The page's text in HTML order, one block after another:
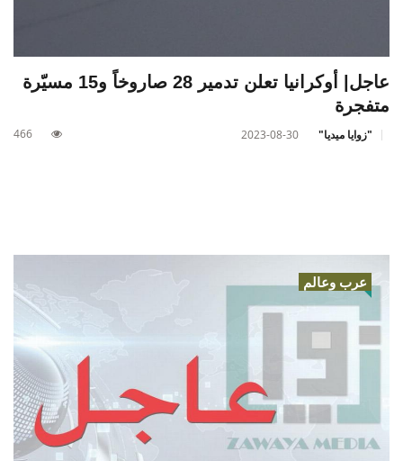
عاجل| أوكرانيا تعلن تدمير 28 صاروخاً و15 مسيّرة
متفجرة
"زوايا ميديا" 2023-08-30
466
عرب وعالم